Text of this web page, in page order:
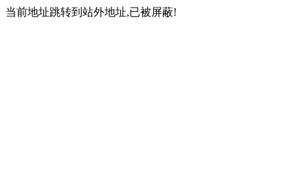
当前地址跳转到站外地址,已被屏蔽!